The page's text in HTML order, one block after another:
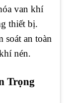
van khí
thiết bị.
soát an toàn
nén.
Trọng